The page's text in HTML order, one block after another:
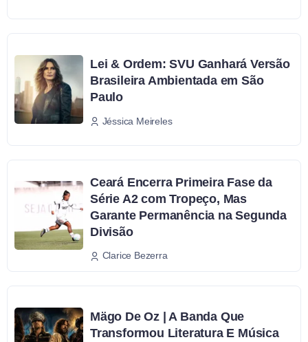
Lei & Ordem: SVU Ganhará Versão
Brasileira Ambientada em São
Paulo
Jéssica Meireles
Ceará Encerra Primeira Fase da
Série A2 com Tropeço, Mas
Garante Permanência na Segunda
Divisão
Clarice Bezerra
Mägo De Oz | A Banda Que
Transformou Literatura E Música